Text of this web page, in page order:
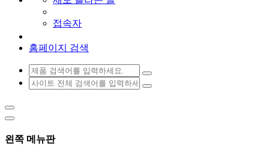
접속자
홈페이지 검색
왼쪽 메뉴판